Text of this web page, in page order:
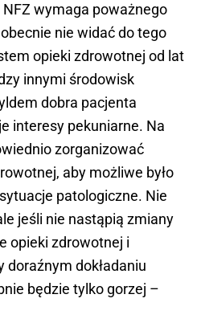
wymaga poważnego
nie widać do tego
opieki zdrowotnej od lat
innymi środowisk
dobra pacjenta
interesy pekuniarne. Na
zorganizować
aby możliwe było
patologiczne. Nie
jeśli nie nastąpią zmiany
opieki zdrowotnej i
dokładaniu
będzie tylko gorzej –